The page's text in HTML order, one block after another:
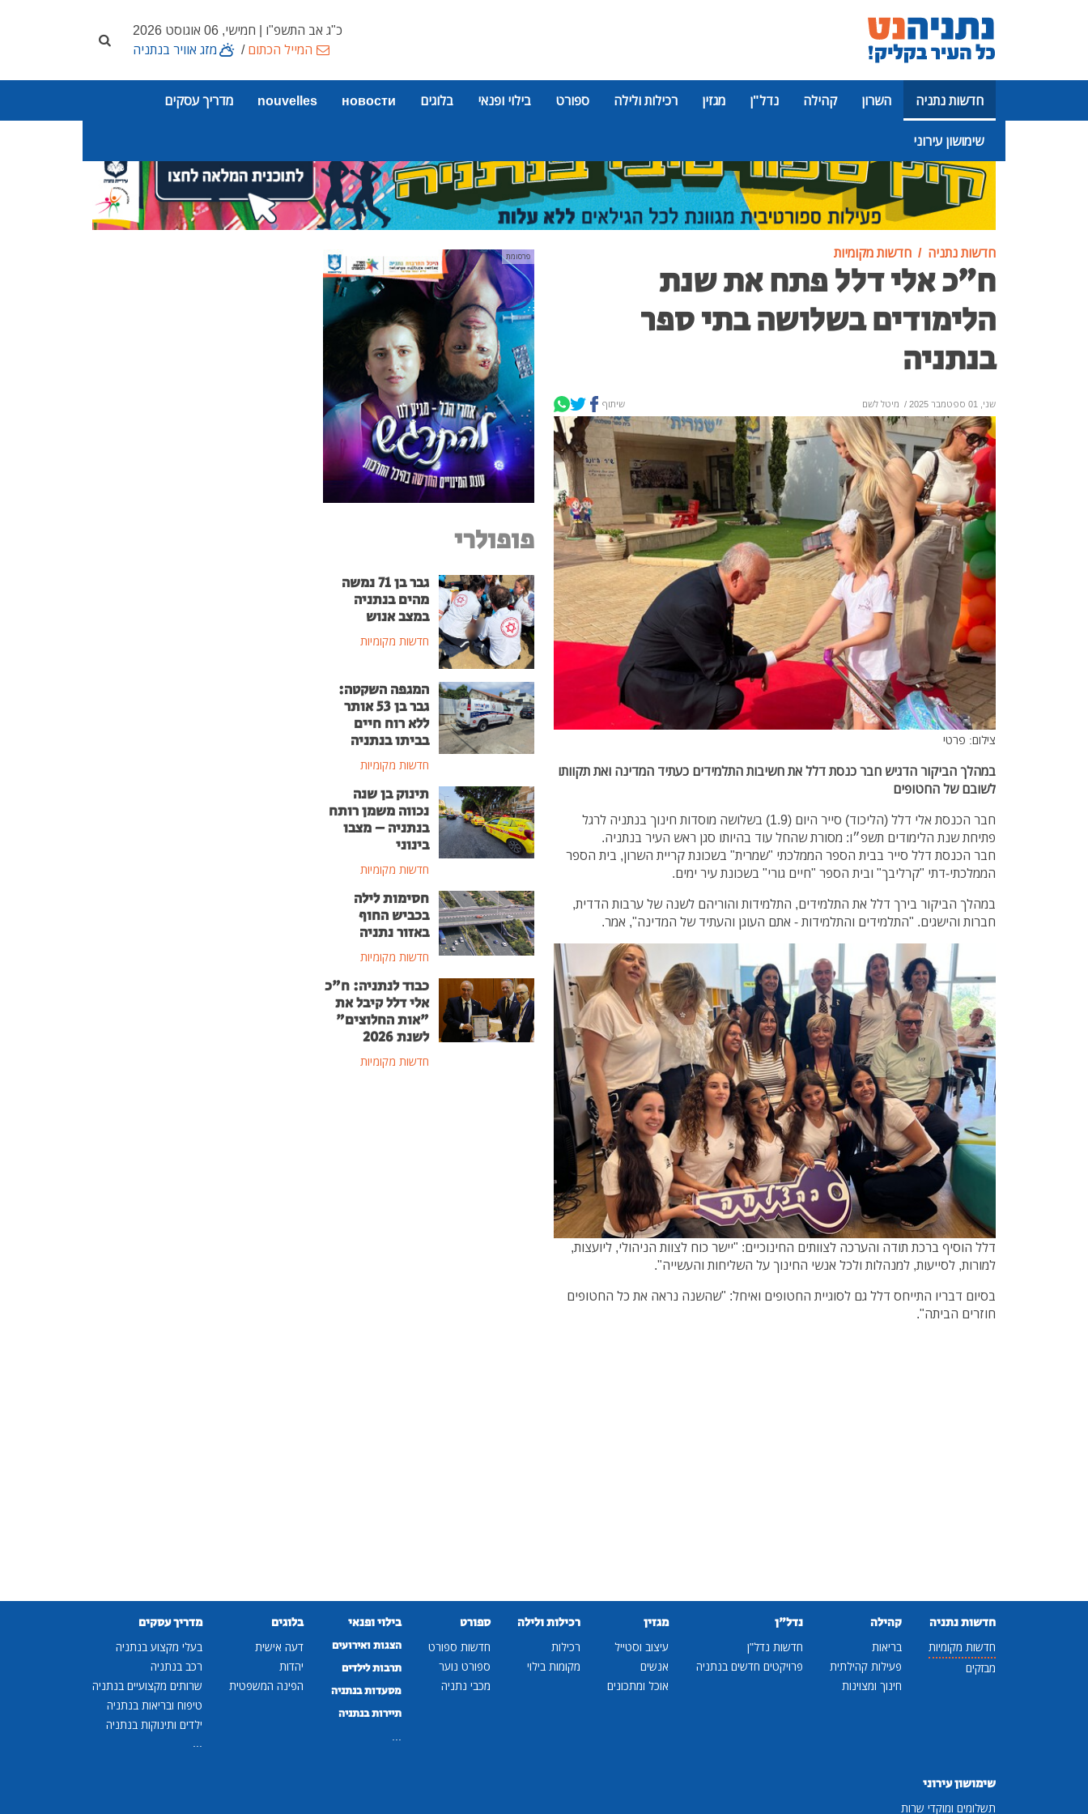
כ"ג אב התשפ"ו | חמישי, 06 אוגוסט 2026
המייל הכתום/ מזג אוויר בנתניה
חדשות נתניה השרון קהילה נדל"ן מגזין רכילות ולילה ספורט בילוי ופנאי בלוגים новости
nouvelles מדריך עסקים
שימושון עירוני
פרסומת
חדשות נתניה חדשות מקומיות
ח״כ אלי דלל פתח את שנת
הלימודים בשלושה בתי ספר
בנתניה
שני, 01 ספטמבר 2025 / מיטל לשם שיתוף
צילום: פרטי
במהלך הביקור הדגיש חבר כנסת דלל את חשיבות התלמידים כעתיד המדינה ואת תקוותו
לשובם של החטופים
חבר הכנסת אלי דלל (הליכוד) סייר היום (1.9) בשלושה מוסדות חינוך בנתניה לרגל
פתיחת שנת הלימודים תשפ״ו: מסורת שהחל עוד בהיותו סגן ראש העיר בנתניה.
חבר הכנסת דלל סייר בבית הספר הממלכתי "שמרית" בשכונת קריית השרון, בית הספר
הממלכתי-דתי "קרליבך" ובית הספר "חיים גורי" בשכונת עיר ימים.
במהלך הביקור בירך דלל את התלמידים, התלמידות והוריהם לשנה של ערבות הדדית,
חברות והישגים. "התלמידים והתלמידות - אתם העוגן והעתיד של המדינה", אמר.
דלל הוסיף ברכת תודה והערכה לצוותים החינוכיים: "יישר כוח לצוות הניהולי, ליועצות,
למורות, לסייעות, למנהלות ולכל אנשי החינוך על השליחות והעשייה".
בסיום דבריו התייחס דלל גם לסוגיית החטופים ואיחל: "שהשנה נראה את כל החטופים
חוזרים הביתה".
פרסומת
פופולרי
גבר בן 71 נמשה
מהים בנתניה
במצב אנוש
חדשות מקומיות
המגפה השקטה:
גבר בן 53 אותר
ללא רוח חיים
בביתו בנתניה
חדשות מקומיות
תינוק בן שנה
נכווה משמן רותח
בנתניה – מצבו
בינוני
חדשות מקומיות
חסימות לילה
בכביש החוף
באזור נתניה
חדשות מקומיות
כבוד לנתניה: ח"כ
אלי דלל קיבל את
"אות החלוצים"
לשנת 2026
חדשות מקומיות
חדשות נתניה
חדשות מקומיות
מבזקים
קהילה
בריאות
פעילות קהילתית
חינוך ומצוינות
נדל"ן
חדשות נדל"ן
פרויקטים חדשים בנתניה
מגזין
עיצוב וסטייל
אנשים
אוכל ומתכונים
רכילות ולילה
רכילות
מקומות בילוי
ספורט
חדשות ספורט
ספורט נוער
מכבי נתניה
בילוי ופנאי
הצגות ואירועים
תרבות לילדים
מסעדות בנתניה
תיירות בנתניה
בלוגים
דעה אישית
יהדות
הפינה המשפטית
מדריך עסקים
בעלי מקצוע בנתניה
רכב בנתניה
שרותים מקצועיים בנתניה
טיפוח ובריאות בנתניה
ילדים ותינוקות בנתניה
שימושון עירוני
תשלומים ומוקדי שרות